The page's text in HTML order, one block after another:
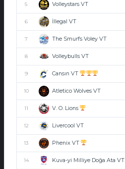
5 Volleystars VT
6 İllegal VT
7 The Smurfs Voley VT
8 Volleybulls VT
9 Cansın VT
10 Atletico Wolves VT
11 V. O. Lions
12 Livercool VT
13 Phenix VT
14 Kuva-yi Milliye Doğa Ata VT